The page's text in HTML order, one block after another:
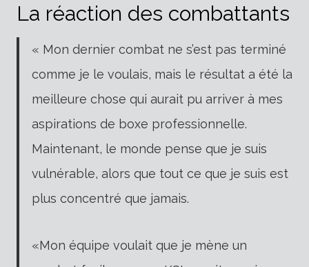
La réaction des combattants
« Mon dernier combat ne s’est pas terminé
comme je le voulais, mais le résultat a été la
meilleure chose qui aurait pu arriver à mes
aspirations de boxe professionnelle.
Maintenant, le monde pense que je suis
vulnérable, alors que tout ce que je suis est
plus concentré que jamais.
«Mon équipe voulait que je mène un